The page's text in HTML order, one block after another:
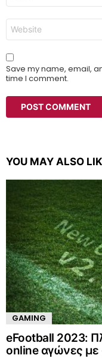
Website
Save my name, email,
time I comment.
YOU MAY ALSO
GAMING
eFootball 2023:
online αγώνες με